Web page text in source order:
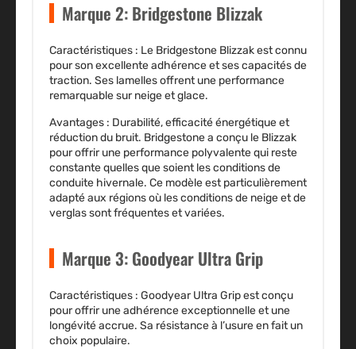
Marque 2: Bridgestone Blizzak
Caractéristiques : Le Bridgestone Blizzak est connu
pour son excellente adhérence et ses capacités de
traction. Ses lamelles offrent une performance
remarquable sur neige et glace.
Avantages : Durabilité, efficacité énergétique et
réduction du bruit. Bridgestone a conçu le Blizzak
pour offrir une performance polyvalente qui reste
constante quelles que soient les conditions de
conduite hivernale. Ce modèle est particulièrement
adapté aux régions où les conditions de neige et de
verglas sont fréquentes et variées.
Marque 3: Goodyear Ultra Grip
Caractéristiques : Goodyear Ultra Grip est conçu
pour offrir une adhérence exceptionnelle et une
longévité accrue. Sa résistance à l’usure en fait un
choix populaire.